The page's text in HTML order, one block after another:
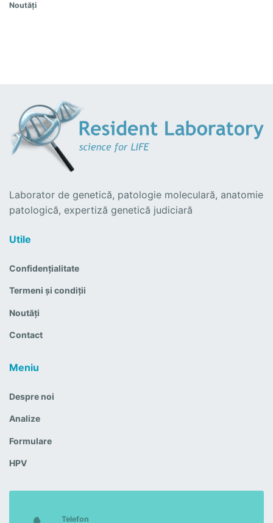
Noutăți
Laborator de genetică, patologie moleculară, anatomie
patologică, expertiză genetică judiciară
Utile
Confidențialitate
Termeni și condiții
Noutăți
Contact
Meniu
Despre noi
Analize
Formulare
HPV
Telefon